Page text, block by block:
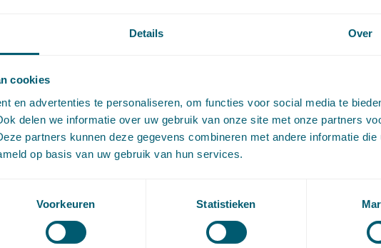
Details Over
cookies
en advertenties te personaliseren, om functies voor social media te
delen we informatie over uw gebruik van onze site met onze partners
partners kunnen deze gegevens combineren met andere informatie die
op basis van uw gebruik van hun services.
Voorkeuren Statistieken
voor hun werkzaamheden en een
van de wetgever heeft deze vergoeding het
en voor gemaakte kosten of bijzondere
zoals het geval is bij de bezoldiging van
in dit verband erop gewezen dat het
naast een functie in het maatschappelijk
is niet wenselijk geacht. (Kamerstukken II,
in art. 95 leden 1 en 2 Gemeentewet moeten
in het Rechtspositiebesluit raads- en
maatregel van bestuur berust op art. 95 lid 4
de aan gemeenteraadsleden toe te kennen
raadsleden ten laste van de gemeente andere
(28)
Strafrecht(12)
Wvggz – Wzd